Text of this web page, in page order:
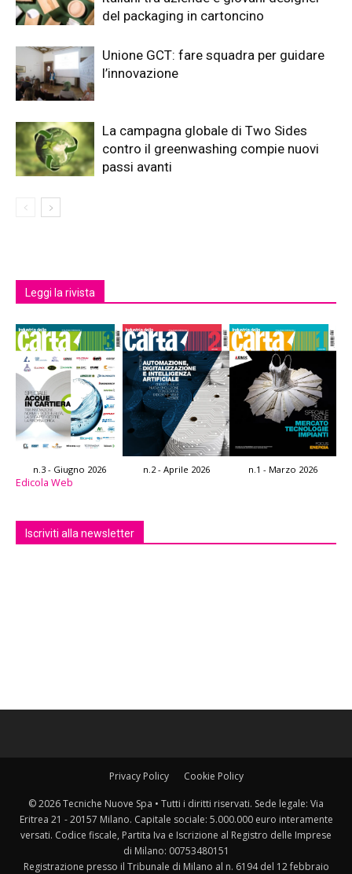
del packaging in cartoncino
Unione GCT: fare squadra per guidare
l’innovazione
La campagna globale di Two Sides
contro il greenwashing compie nuovi
passi avanti
Leggi la rivista
n.3 - Giugno 2026 n.2 - Aprile 2026 n.1 - Marzo 2026
Edicola Web
Iscriviti alla newsletter
Privacy Policy Cookie Policy
© 2026 Tecniche Nuove Spa • Tutti i diritti riservati. Sede legale: Via
Eritrea 21 - 20157 Milano. Capitale sociale: 5.000.000 euro interamente
versati. Codice fiscale, Partita Iva e Iscrizione al Registro delle Imprese
di Milano: 00753480151
Registrazione presso il Tribunale di Milano al n. 6194 del 12 febbraio